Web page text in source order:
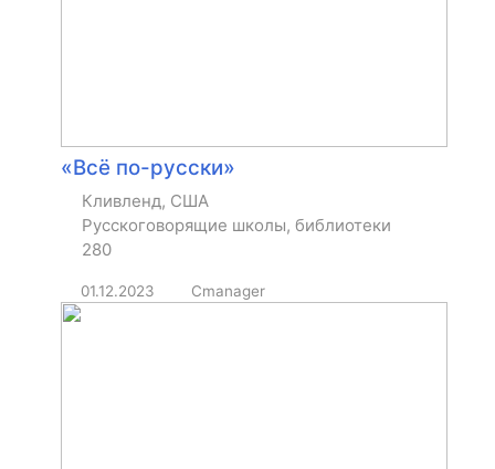
«Всё по-русски»
Кливленд, США
Русскоговорящие школы, библиотеки
280
01.12.2023 Cmanager